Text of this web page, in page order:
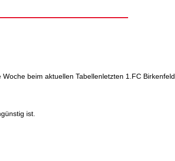
beim aktuellen Tabellenletzten 1.FC Birkenfeld.
ist.